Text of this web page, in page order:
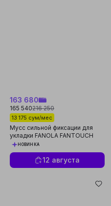
163 680
165 540216 250
13 175 сум/мес
Мусс сильной фиксации для
укладки FANOLA FANTOUCH
High Control, 300 мл
НОВИНКА
12 августа